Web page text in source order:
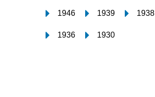
1946 1939 1938
1936 1930